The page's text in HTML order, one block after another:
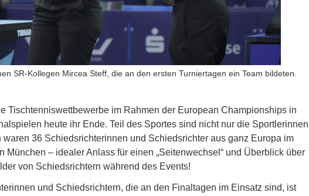
SR-Kollegen Mircea Steff, die an den ersten Turniertagen ein Team bildeten.
Tischtenniswettbewerbe im Rahmen der European Championships in
heute ihr Ende. Teil des Sportes sind nicht nur die Sportlerinnen
waren 36 Schiedsrichterinnen und Schiedsrichter aus ganz Europa im
München – idealer Anlass für einen „Seitenwechsel“ und Überblick über
von Schiedsrichtern während des Events!
und Schiedsrichtern, die an den Finaltagen im Einsatz sind, ist